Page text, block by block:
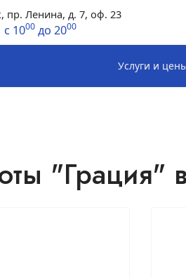
пр. Ленина, д. 7, оф. 23
с 1000 до 2000
Услуги и
"Грация" в